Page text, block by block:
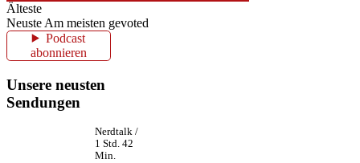
Älteste
Neuste Am meisten gevoted
Podcast
abonnieren
Unsere neusten
Sendungen
Nerdtalk /
1 Std. 42
Min.